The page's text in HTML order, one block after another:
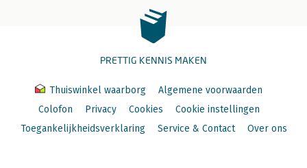
PRETTIG KENNIS MAKEN
Thuiswinkel waarborg
Algemene voorwaarden
Colofon
Privacy Cookies
Cookie instellingen
Toegankelijkheidsverklaring
Service & Contact Over ons